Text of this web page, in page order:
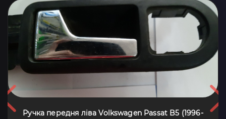
Ручка передня ліва Volkswagen Passat B5 (1996-